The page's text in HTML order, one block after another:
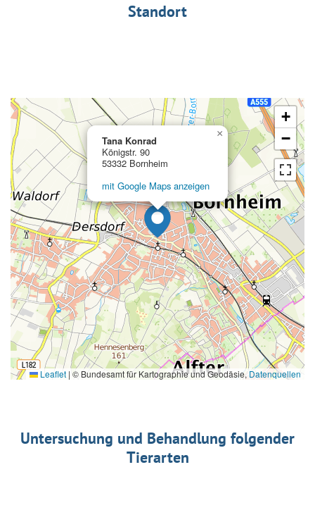
Standort
Tana Konrad
Königstr. 90
53332 Bornheim
mit Google Maps anzeigen
×
+
−
Leaflet | © Bundesamt für Kartographie und Geodäsie, Datenquellen
Untersuchung und Behandlung folgender
Tierarten